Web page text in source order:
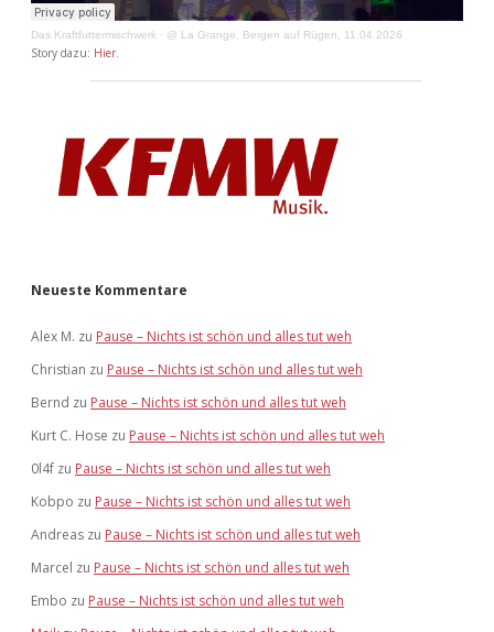
Das Kraftfuttermischwerk · @ La Grange, Bergen auf Rügen, 11.04.2026
Story dazu: Hier.
Neueste Kommentare
Alex M. zu Pause – Nichts ist schön und alles tut weh
Christian zu Pause – Nichts ist schön und alles tut weh
Bernd zu Pause – Nichts ist schön und alles tut weh
Kurt C. Hose zu Pause – Nichts ist schön und alles tut weh
0l4f zu Pause – Nichts ist schön und alles tut weh
Kobpo zu Pause – Nichts ist schön und alles tut weh
Andreas zu Pause – Nichts ist schön und alles tut weh
Marcel zu Pause – Nichts ist schön und alles tut weh
Embo zu Pause – Nichts ist schön und alles tut weh